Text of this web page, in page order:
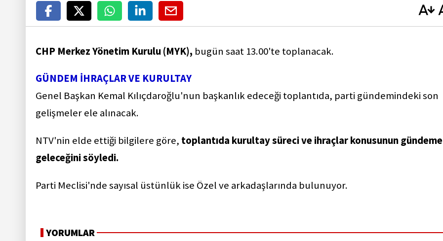
CHP Merkez Yönetim Kurulu (MYK), bugün saat 13.00'te toplanacak.
GÜNDEM İHRAÇLAR VE KURULTAY
Genel Başkan Kemal Kılıçdaroğlu'nun başkanlık edeceği toplantıda, parti gündemindeki son
gelişmeler ele alınacak.
NTV'nin elde ettiği bilgilere göre, toplantıda kurultay süreci ve ihraçlar konusunun gündeme
geleceğini söyledi.
Parti Meclisi'nde sayısal üstünlük ise Özel ve arkadaşlarında bulunuyor.
YORUMLAR